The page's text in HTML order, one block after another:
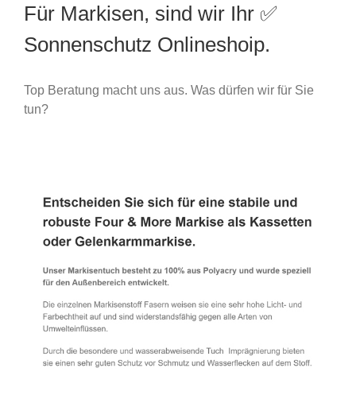
Für Markisen, sind wir Ihr ✅
Sonnenschutz Onlineshoip.
Top Beratung macht uns aus. Was dürfen wir für Sie
tun?